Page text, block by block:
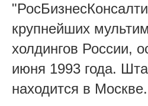
крупнейших
холдингов России,
июня 1993 года.
находится в Москве.